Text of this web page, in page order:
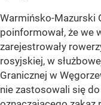
Warmińsko-Mazurski
poinformował, że we
zarejestrowały
rosyjskiej, w
Granicznej w
nie zastosowali się